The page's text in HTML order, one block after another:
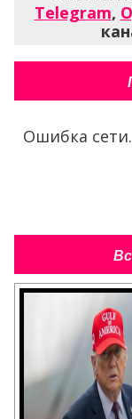
Telegram,
Ошибка